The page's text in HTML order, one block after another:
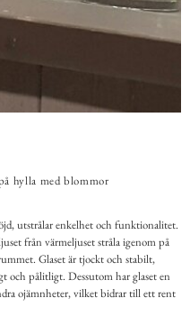
hylla med blommor
utstrålar enkelhet och funktionalitet.
från värmeljuset stråla igenom på
Glaset är tjockt och stabilt,
och pålitligt. Dessutom har glaset en
ojämnheter, vilket bidrar till ett rent